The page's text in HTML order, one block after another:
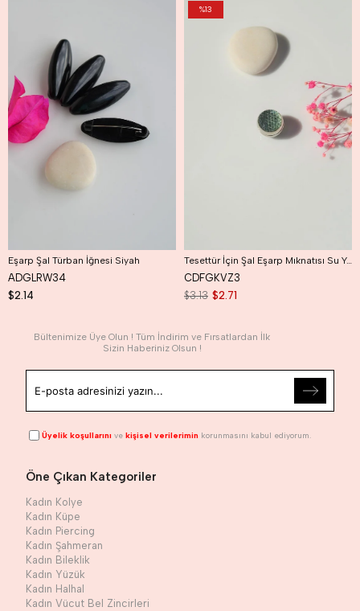
Eşarp Şal Türban İğnesi Siyah
ADGLRW34
$2.14
Tesettür İçin Şal Eşarp Mıknatısı Su Yeşili
CDFGKVZ3
$2.71
$3.13
%13
Bültenimize Üye Olun ! Tüm İndirim ve Fırsatlardan İlk
Sizin Haberiniz Olsun !
Üyelik koşullarını vekişisel verilerimin korunmasını kabul ediyorum.
Öne Çıkan Kategoriler
Kadın Kolye
Kadın Küpe
Kadın Piercing
Kadın Şahmeran
Kadın Bileklik
Kadın Yüzük
Kadın Halhal
Kadın Vücut Bel Zincirleri